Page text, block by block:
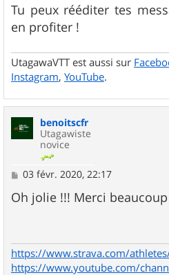
Tu peux rééditer tes
en profiter !
UtagawaVTT est aussi sur
Instagram, YouTube.
benoitscfr
Utagawiste
novice
M
s
s
03 févr. 2020, 22:17
Oh jolie !!! Merci
https://www.strava.com/
https://www.youtube.com/